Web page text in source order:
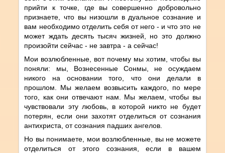
прийти к точке, где вы совершенно добровольно
признаете, что вы низошли в дуальное сознание и
вам необходимо отделить себя от него - и что это не
может ждать десять тысяч жизней, но это должно
произойти сейчас - не завтра - а сейчас!
Мои возлюбленные, вот почему мы хотим, чтобы вы
поняли: мы, Вознесенные Сонмы, не осуждаем
никого на основании того, что они делали в
прошлом. Мы желаем возвысить каждого, по мере
того, как они отвечают нам. Мы желаем, чтобы вы
чувствовали эту любовь, в которой никто не будет
потерян, если они захотят отделиться от сознания
антихриста, от сознания падших ангелов.
Но вы понимаете, мои возлюбленные, вы не можете
отделиться от этого сознания, если в вашем